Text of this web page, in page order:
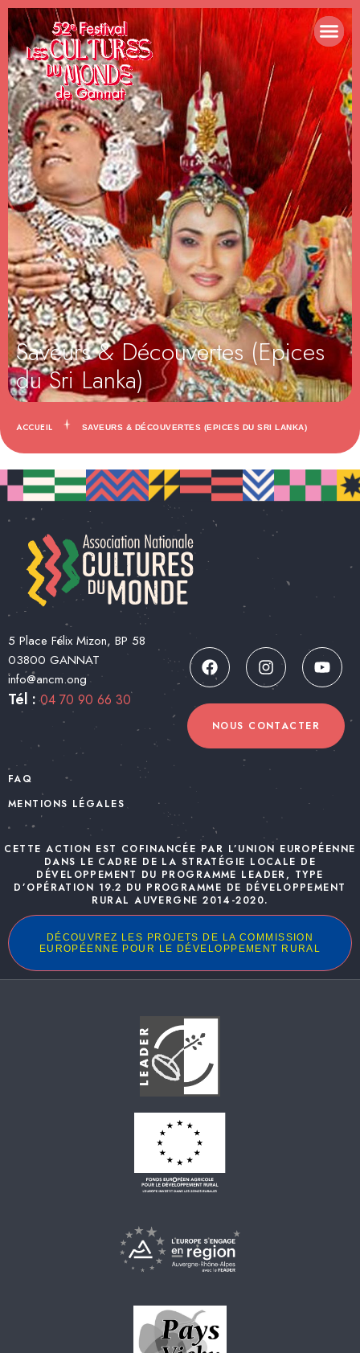
Saveurs & Découvertes (Epices
du Sri Lanka)
ACCUEIL SAVEURS & DÉCOUVERTES (EPICES DU SRI LANKA)
5 Place Félix Mizon, BP 58
03800 GANNAT
info@ancm.ong
Tél :04 70 90 66 30
NOUS CONTACTER
FAQ
MENTIONS LÉGALES
CETTE ACTION EST COFINANCÉE PAR L’UNION EUROPÉENNE
DANS LE CADRE DE LA STRATÉGIE LOCALE DE
DÉVELOPPEMENT DU PROGRAMME LEADER, TYPE
D’OPÉRATION 19.2 DU PROGRAMME DE DÉVELOPPEMENT
RURAL AUVERGNE 2014-2020.
DÉCOUVREZ LES PROJETS DE LA COMMISSION
EUROPÉENNE POUR LE DÉVELOPPEMENT RURAL